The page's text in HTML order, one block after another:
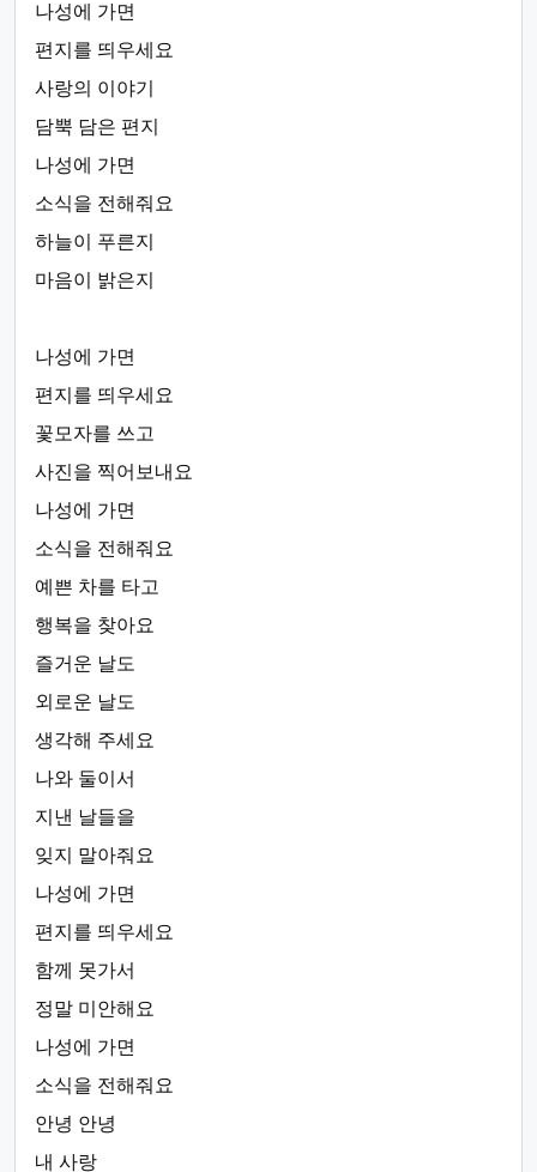
나성에 가면
편지를 띄우세요
사랑의 이야기
담뿍 담은 편지
나성에 가면
소식을 전해줘요
하늘이 푸른지
마음이 밝은지
나성에 가면
편지를 띄우세요
꽃모자를 쓰고
사진을 찍어보내요
나성에 가면
소식을 전해줘요
예쁜 차를 타고
행복을 찾아요
즐거운 날도
외로운 날도
생각해 주세요
나와 둘이서
지낸 날들을
잊지 말아줘요
나성에 가면
편지를 띄우세요
함께 못가서
정말 미안해요
나성에 가면
소식을 전해줘요
안녕 안녕
내 사랑